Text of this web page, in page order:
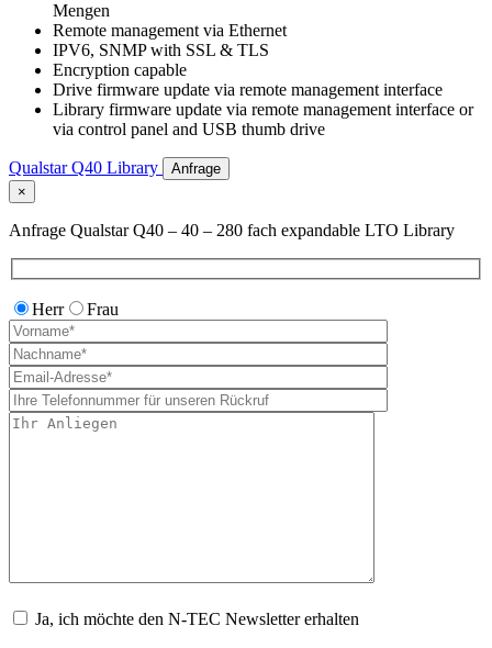
Mengen
Remote management via Ethernet
IPV6, SNMP with SSL & TLS
Encryption capable
Drive firmware update via remote management interface
Library firmware update via remote management interface or
via control panel and USB thumb drive
Qualstar Q40 Library
Anfrage
×
Anfrage Qualstar Q40 – 40 – 280 fach expandable LTO Library
Herr Frau
Ja, ich möchte den N-TEC Newsletter erhalten